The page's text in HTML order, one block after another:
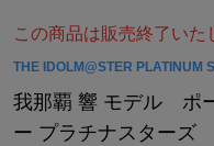
この商品は販売終了いた
THE IDOLM@STER PLATINUM
我那覇 響 モデル ポ
ー プラチナスターズ